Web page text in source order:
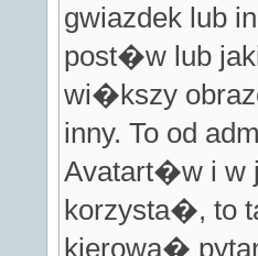
gwiazdek lub
post�w lub
wi�kszy
inny. To od
Avatart�w i w
korzysta�, to
kierowa�